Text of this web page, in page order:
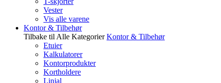
Vester
Vis alle varene
Kontor & Tilbehør
Tilbake til Alle Kategorier Kontor & Tilbehør
Etuier
Kalkulatorer
Kontorprodukter
Kortholdere
Linjal